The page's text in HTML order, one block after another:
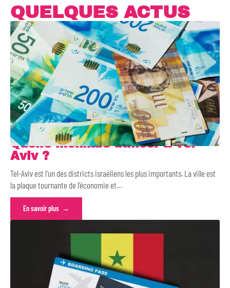
QUELQUES ACTUS
Quelle monnaie utiliser à Tel-
Aviv ?
Tel-Aviv est l’un des districts israéliens les plus importants. La ville est
la plaque tournante de l’économie et…
En savoir plus